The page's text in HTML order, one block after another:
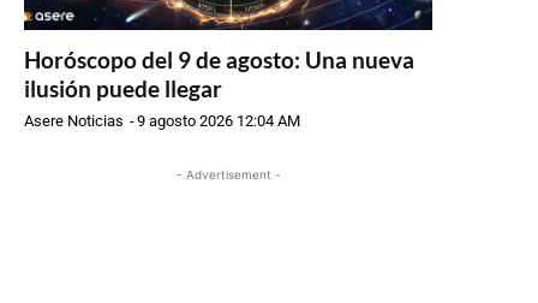
Horóscopo del 9 de agosto: Una nueva
ilusión puede llegar
Asere Noticias -9 agosto 2026 12:04 AM
- Advertisement -